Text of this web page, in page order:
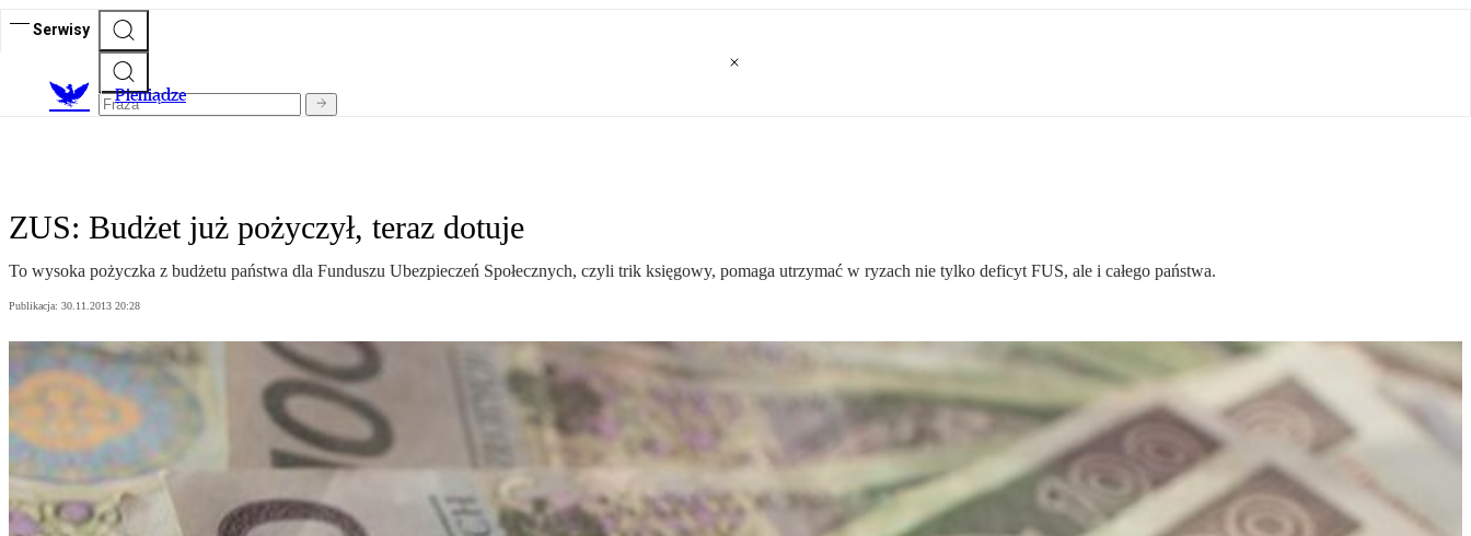
Serwisy
Pieniądze
ZUS: Budżet już pożyczył, teraz dotuje
To wysoka pożyczka z budżetu państwa dla Funduszu Ubezpieczeń Społecznych, czyli trik księgowy, pomaga utrzymać w ryzach nie tylko deficyt FUS, ale i całego państwa.
Publikacja: 30.11.2013 20:28